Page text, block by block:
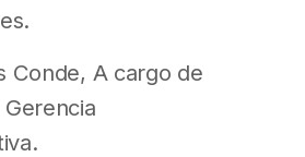
Conde, A cargo de